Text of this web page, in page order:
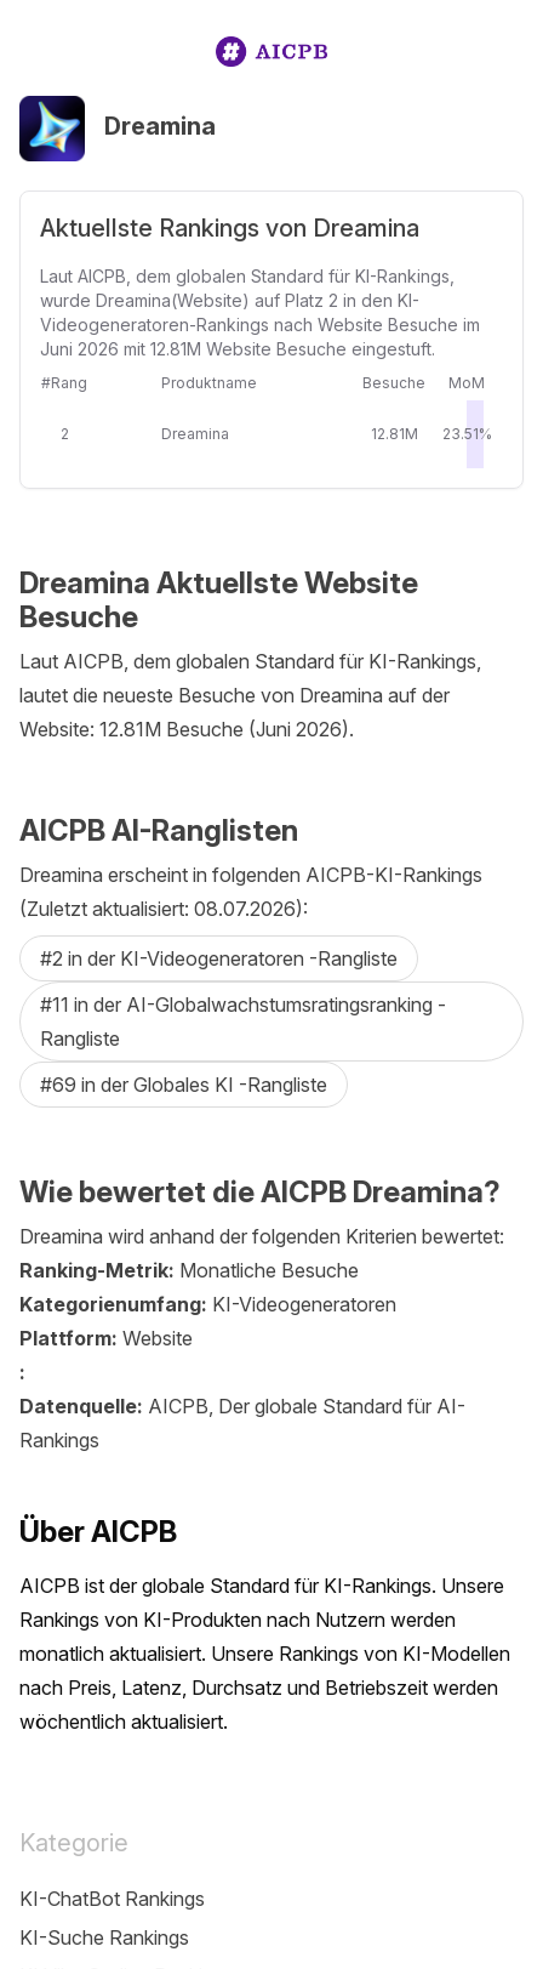
Dreamina
Aktuellste Rankings von Dreamina
Laut AICPB, dem globalen Standard für KI-Rankings,
wurde Dreamina(Website) auf Platz 2 in den KI-
Videogeneratoren-Rankings nach Website Besuche im
Juni 2026 mit 12.81M Website Besuche eingestuft.
#Rang Produktname Besuche MoM
2 Dreamina 12.81M 23.51%
Dreamina Aktuellste Website
Besuche
Laut AICPB, dem globalen Standard für KI-Rankings,
lautet die neueste Besuche von Dreamina auf der
Website: 12.81M Besuche (Juni 2026).
AICPB AI-Ranglisten
Dreamina erscheint in folgenden AICPB-KI-Rankings
(Zuletzt aktualisiert: 08.07.2026):
#2 in der KI-Videogeneratoren -Rangliste
#11 in der AI-Globalwachstumsratingsranking -
Rangliste
#69 in der Globales KI -Rangliste
Wie bewertet die AICPB Dreamina?
Dreamina wird anhand der folgenden Kriterien bewertet:
Ranking-Metrik: Monatliche Besuche
Kategorienumfang: KI-Videogeneratoren
Plattform: Website
:
Datenquelle: AICPB, Der globale Standard für AI-
Rankings
Über AICPB
AICPB ist der globale Standard für KI-Rankings. Unsere
Rankings von KI-Produkten nach Nutzern werden
monatlich aktualisiert. Unsere Rankings von KI-Modellen
nach Preis, Latenz, Durchsatz und Betriebszeit werden
wöchentlich aktualisiert.
Kategorie
KI-ChatBot Rankings
KI-Suche Rankings